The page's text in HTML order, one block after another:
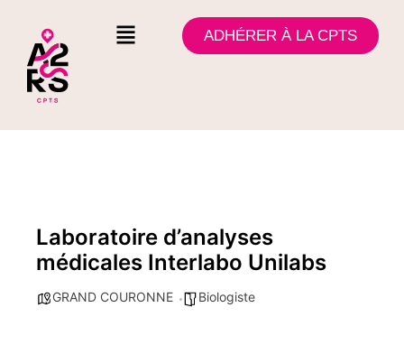
ADHÉRER À LA CPTS
Laboratoire d’analyses
médicales Interlabo Unilabs
GRAND COURONNE Biologiste